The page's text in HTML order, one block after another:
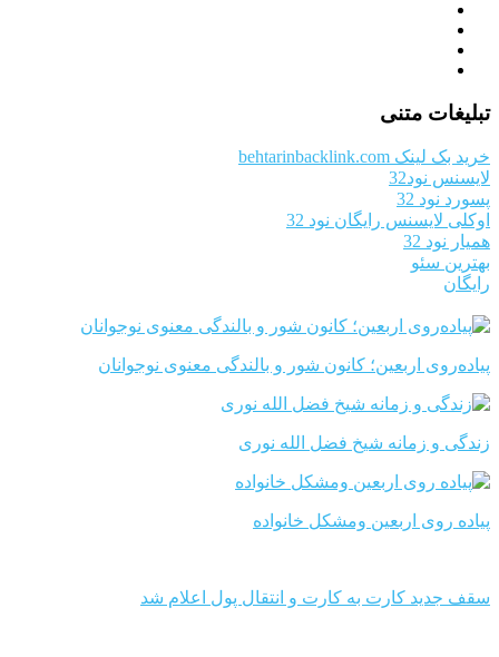
تبلیغات متنی
خرید بک لینک behtarinbacklink.com
لایسنس نود32
پسورد نود 32
اوکلی لایسنس رایگان نود 32
همیار نود 32
بهترین سئو
رایگان
پیاده‌روی اربعین؛ کانون شور و بالندگی معنوی نوجوانان
زندگی و زمانه شیخ فضل الله نوری
پیاده روی اربعین ومشکل خانواده
سقف جدید کارت به کارت و انتقال پول اعلام شد